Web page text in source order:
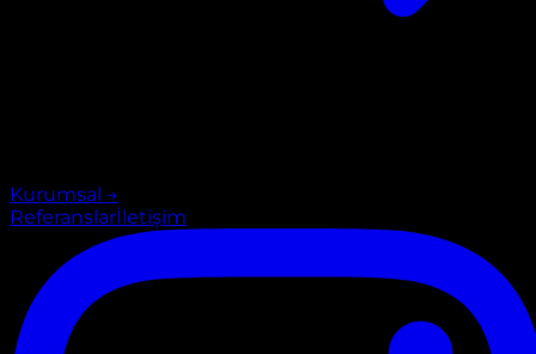
Kurumsal →
Referanslarİletişim